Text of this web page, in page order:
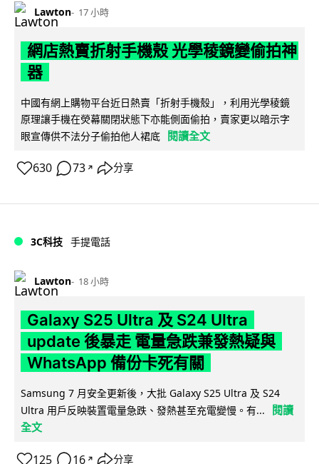
Lawton 17 小時
網店熱賣折射手機殼 光學稜鏡變偷拍神
器
中國有網上購物平台近日熱賣「折射手機殼」，利用光學稜鏡
原理讓手機在熒幕關閉狀態下亦能側面偷拍，賣家更以暗示字
眼宣傳供不法分子偷拍他人裙底
閱讀全文
630 73 ↗ 分享
3C科技 手提電話
Lawton 18 小時
Galaxy S25 Ultra 及 S24 Ultra
update 後暴走 電量急跌兼發熱疑與
WhatsApp 備份卡死有關
Samsung 7 月安全更新後，大批 Galaxy S25 Ultra 及 S24
Ultra 用戶反映裝置電量急跌、發熱甚至充電變慢。有...
閱讀
全文
125 16 ↗ 分享